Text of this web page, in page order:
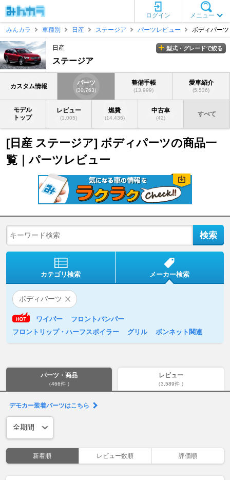
メニュー
ログイン
みんカラ
車種別 日産 ステージア パーツレビュー ボディパーツ
日産
ステージア
型式・グレードで絞る
カスタム情報 パーツ
(30,763)
整備手帳
(13,999)
愛車紹介
(5,536)
モデル
トップ
レビュー
(1,005)
燃費
(14,436)
中古車
(42)
すべて
[日産 ステージア] ボディパーツの商品一
覧｜パーツレビュー
カテゴリ検索 メーカー検索
ボディパーツ
ワイパー
フロントバンパー
フロントリップ・ハーフスポイラー
グリル ボンネット関連
パーツ・商品
（466件 ）
レビュー
（3,589件 ）
デモカー装着パーツはこちら
新着順 レビュー数順 評価順